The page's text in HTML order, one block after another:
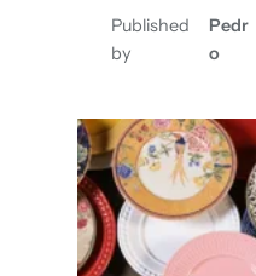
Published
by
Pedr
o